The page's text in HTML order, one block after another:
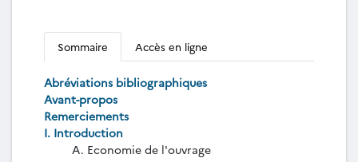
Sommaire Accès en ligne
Abréviations bibliographiques
Avant-propos
Remerciements
I. Introduction
A. Economie de l'ouvrage